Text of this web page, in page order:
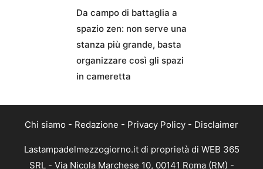
Da campo di battaglia a
spazio zen: non serve una
stanza più grande, basta
organizzare così gli spazi
in cameretta
Chi siamo - Redazione - Privacy Policy - Disclaimer
Lastampadelmezzogiorno.it di proprietà di WEB 365
SRL - Via Nicola Marchese 10, 00141 Roma (RM) -